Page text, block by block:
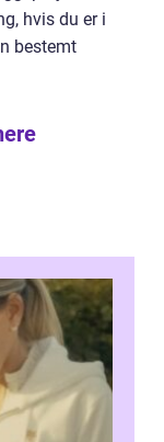
hvis du er i
bestemt